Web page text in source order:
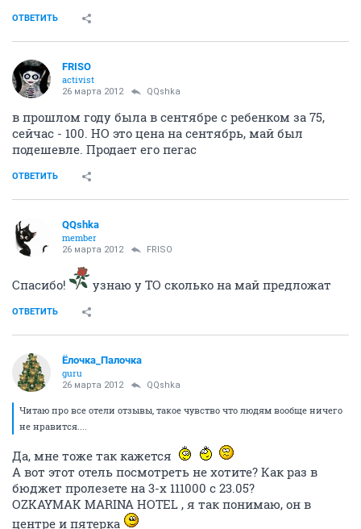
ОТВЕТИТЬ
FRISO
activist
26 марта 2012 QQshka
в прошлом году была в сентябре с ребенком за 75,
сейчас - 100. НО это цена на сентябрь, май был
подешевле. Продает его пегас
ОТВЕТИТЬ
QQshka
member
26 марта 2012 FRISO
Спасибо! узнаю у ТО сколько на май предложат
ОТВЕТИТЬ
Ёлочка_Палочка
guru
26 марта 2012 QQshka
Читаю про все отели отзывы, такое чувство что людям вообще ничего
не нравится....
Да, мне тоже так кажется
А вот этот отель посмотреть не хотите? Как раз в
бюджет пролезете на 3-х 111000 с 23.05?
OZKAYMAK MARINA HOTEL , я так понимаю, он в
центре и пятерка